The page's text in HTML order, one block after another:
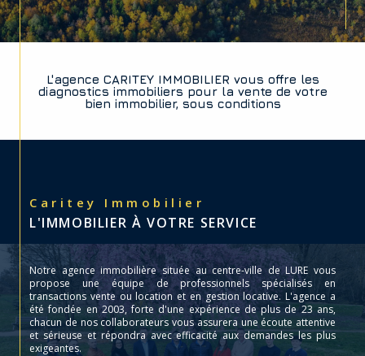
L'agence CARITEY IMMOBILIER vous offre les
diagnostics immobiliers pour la vente de votre
bien immobilier, sous conditions
Caritey Immobilier
L'IMMOBILIER À VOTRE SERVICE
Notre agence immobilière située au centre-ville de LURE vous
propose une équipe de professionnels spécialisés en
transactions vente ou location et en gestion locative. L'agence a
été fondée en 2003, forte d'une expérience de plus de 23 ans,
chacun de nos collaborateurs vous assurera une écoute attentive
et sérieuse et répondra avec efficacité aux demandes les plus
exigeantes.